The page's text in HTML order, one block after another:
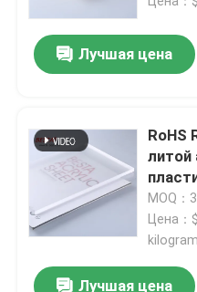
Лучшая цена
RoHS
литой
MOQ：
Цена
Лучшая цена